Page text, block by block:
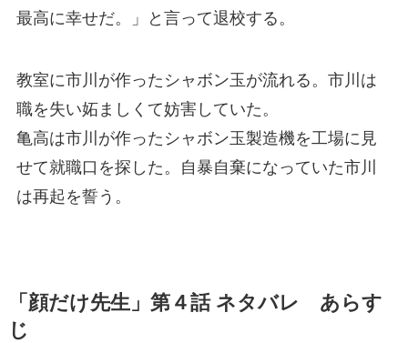
最高に幸せだ。」と言って退校する。
教室に市川が作ったシャボン玉が流れる。市川は
職を失い妬ましくて妨害していた。
亀高は市川が作ったシャボン玉製造機を工場に見
せて就職口を探した。自暴自棄になっていた市川
は再起を誓う。
「顔だけ先生」第４話 ネタバレ あらす
じ